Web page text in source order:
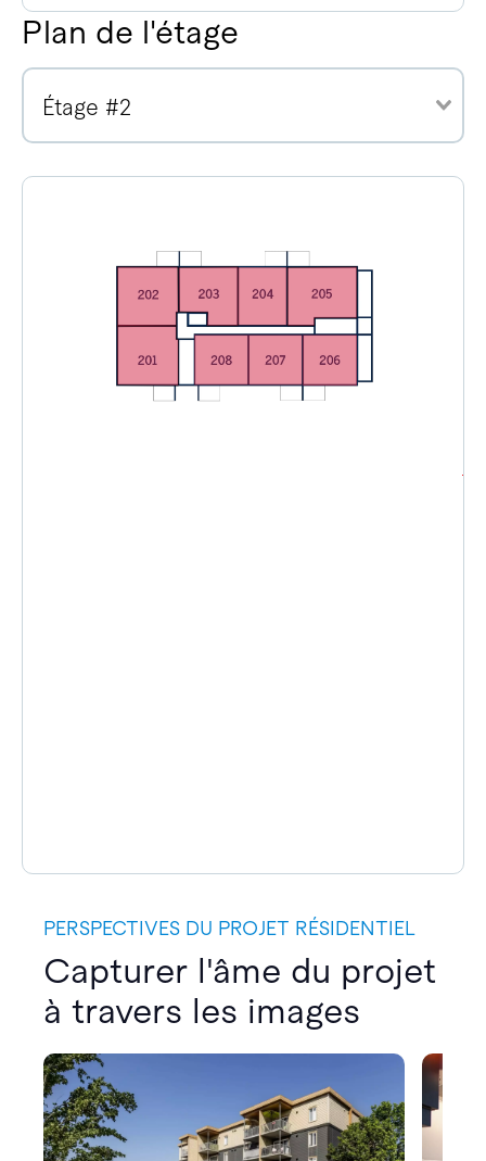
Plan de l'étage
Étage #2
PERSPECTIVES DU PROJET RÉSIDENTIEL
Capturer l'âme du projet
à travers les images